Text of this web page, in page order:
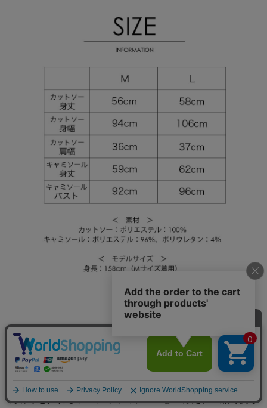
ほどよい上品なシアー感が魅力のカットソーに、ふんわり
と揺れるフレアキャミソールの2点セット。
んわりと揺れるフレアキャミソールを重ねた、上品で愛ら